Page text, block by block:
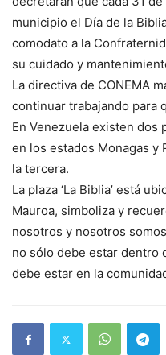
municipio el Día de la
comodato a la
su cuidado y
La directiva de CONEMA
continuar trabajando para
En Venezuela existen dos
en los estados Monagas y
la tercera.
La plaza ‘La Biblia’ está
Mauroa, simboliza y
nosotros y nosotros
no sólo debe estar dentro
debe estar en la